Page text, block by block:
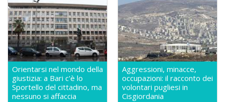
Orientarsi nel mondo della
giustizia: a Bari c'è lo
Sportello del cittadino, ma
nessuno si affaccia
Aggressioni, minacce,
occupazioni: il racconto dei
volontari pugliesi in
Cisgiordania